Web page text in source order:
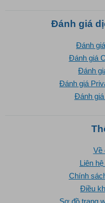
Đánh giá
Đánh
Đánh giá
Đánh
Đánh giá
Đánh
Về
Liên
Chính
Điều
Sơ đồ trang